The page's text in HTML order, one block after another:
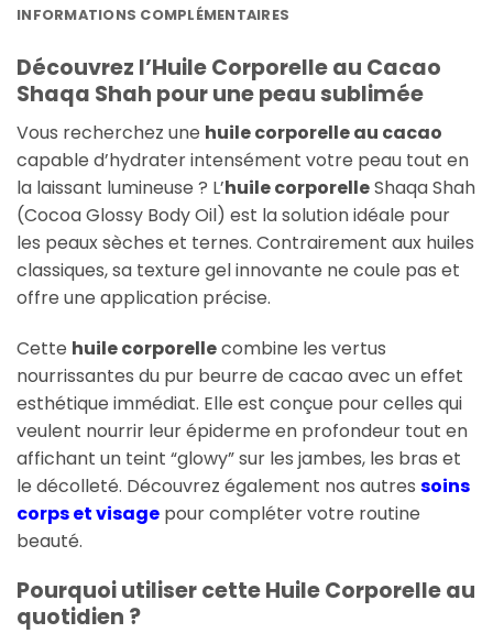
INFORMATIONS COMPLÉMENTAIRES
Découvrez l’Huile Corporelle au Cacao
Shaqa Shah pour une peau sublimée
Vous recherchez une huile corporelle au cacao
capable d’hydrater intensément votre peau tout en
la laissant lumineuse ? L’huile corporelleShaqa Shah
(Cocoa Glossy Body Oil) est la solution idéale pour
les peaux sèches et ternes. Contrairement aux huiles
classiques, sa texture gel innovante ne coule pas et
offre une application précise.
Cette huile corporellecombine les vertus
nourrissantes du pur beurre de cacao avec un effet
esthétique immédiat. Elle est conçue pour celles qui
veulent nourrir leur épiderme en profondeur tout en
affichant un teint “glowy” sur les jambes, les bras et
le décolleté. Découvrez également nos autres soins
corps et visage pour compléter votre routine
beauté.
Pourquoi utiliser cette Huile Corporelle au
quotidien ?